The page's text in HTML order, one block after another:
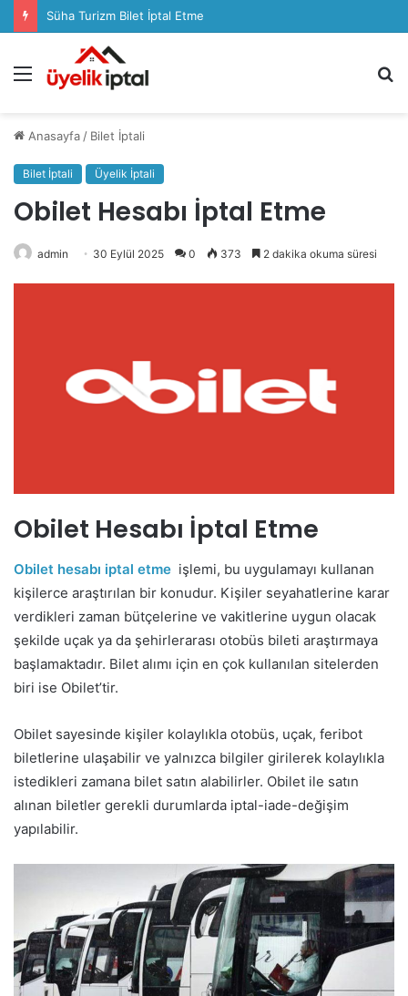
Sözcü Plus Üyelik İptali Nasıl Yapılır
Menü
Anasayfa / Bilet İptali
Bilet İptali Üyelik İptali
Obilet Hesabı İptal Etme
admin 30 Eylül 2025 0 373 2 dakika okuma süresi
Obilet Hesabı İptal Etme
Obilet hesabı iptal etme işlemi, bu uygulamayı kullanan
kişilerce araştırılan bir konudur. Kişiler seyahatlerine karar
verdikleri zaman bütçelerine ve vakitlerine uygun olacak
şekilde uçak ya da şehirlerarası otobüs bileti araştırmaya
başlamaktadır. Bilet alımı için en çok kullanılan sitelerden
biri ise Obilet’tir.
Obilet sayesinde kişiler kolaylıkla otobüs, uçak, feribot
biletlerine ulaşabilir ve yalnızca bilgiler girilerek kolaylıkla
istedikleri zamana bilet satın alabilirler. Obilet ile satın
alınan biletler gerekli durumlarda iptal-iade-değişim
yapılabilir.